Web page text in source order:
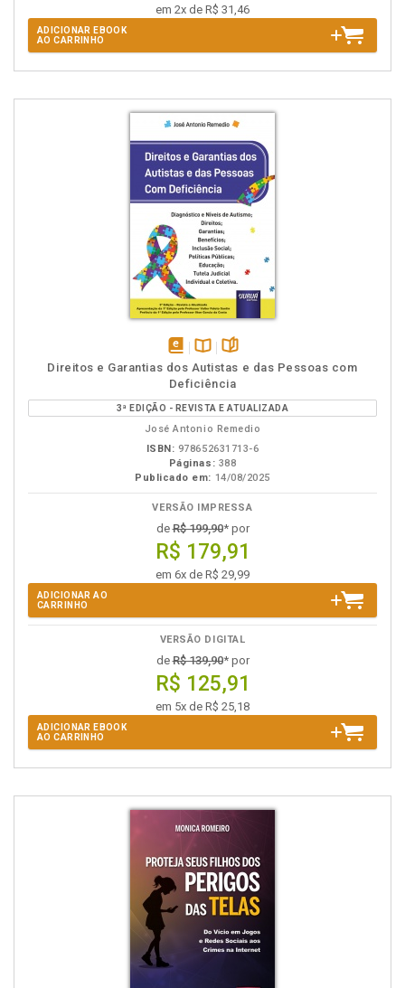
em 2x de R$ 31,46
ADICIONAR EBOOK
AO CARRINHO
disponível
em
eBook
Disponível
na
B.V.
páginas
Direitos e Garantias dos Autistas e das Pessoas com
Deficiência
3ª EDIÇÃO - REVISTA E ATUALIZADA
José Antonio Remedio
ISBN: 978652631713-6
Páginas: 388
Publicado em: 14/08/2025
VERSÃO IMPRESSA
deR$ 199,90* por
R$ 179,91
em 6x de R$ 29,99
ADICIONAR AO
CARRINHO
VERSÃO DIGITAL
deR$ 139,90* por
R$ 125,91
em 5x de R$ 25,18
ADICIONAR EBOOK
AO CARRINHO